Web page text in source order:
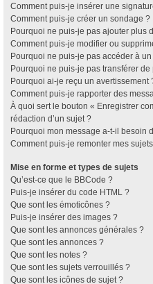
Comment puis-je insérer une
Comment puis-je créer un sondage ?
Pourquoi ne puis-je pas ajouter plus
Comment puis-je modifier ou
Pourquoi ne puis-je pas accéder à
Pourquoi ne puis-je pas transférer
Pourquoi ai-je reçu un avertissement
Comment puis-je rapporter des
À quoi sert le bouton « Enregistrer
rédaction d’un sujet ?
Pourquoi mon message a-t-il besoin
Comment puis-je remonter mes
Mise en forme et types de sujets
Qu’est-ce que le BBCode ?
Puis-je insérer du code HTML ?
Que sont les émoticônes ?
Puis-je insérer des images ?
Que sont les annonces générales ?
Que sont les annonces ?
Que sont les notes ?
Que sont les sujets verrouillés ?
Que sont les icônes de sujet ?